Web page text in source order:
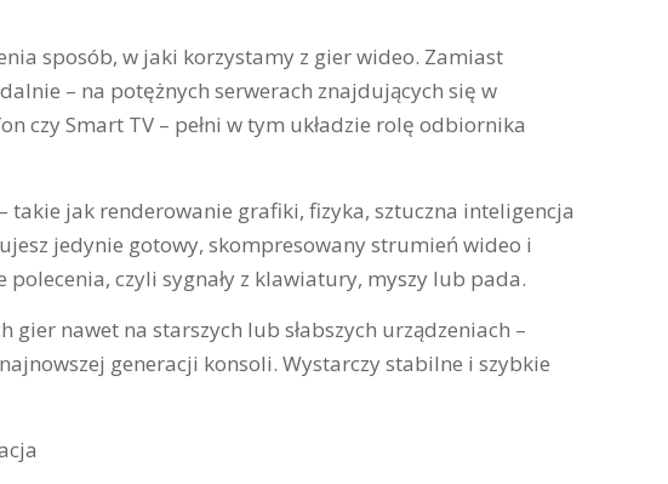
sposób, w jaki korzystamy z gier wideo. Zamiast
– na potężnych serwerach znajdujących się w
czy Smart TV – pełni w tym układzie rolę odbiornika
takie jak renderowanie grafiki, fizyka, sztuczna inteligencja
jedynie gotowy, skompresowany strumień wideo i
czyli sygnały z klawiatury, myszy lub pada.
nawet na starszych lub słabszych urządzeniach –
generacji konsoli. Wystarczy stabilne i szybkie